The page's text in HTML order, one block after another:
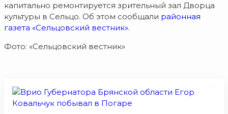
капитально ремонтируется зрительный зал Дворца
культуры в Сельцо. Об этом сообщали районная
газета «Сельцовский вестник».
Фото: «Сельцовский вестник»